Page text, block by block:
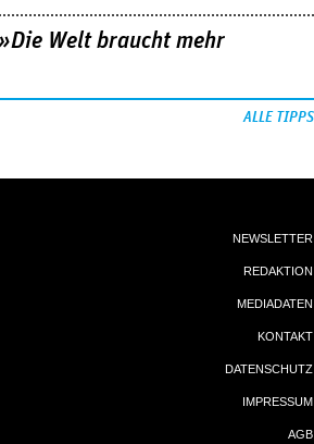
Welt braucht mehr
ALLE TIPPS
NEWSLETTER
REDAKTION
MEDIADATEN
KONTAKT
DATENSCHUTZ
IMPRESSUM
AGB